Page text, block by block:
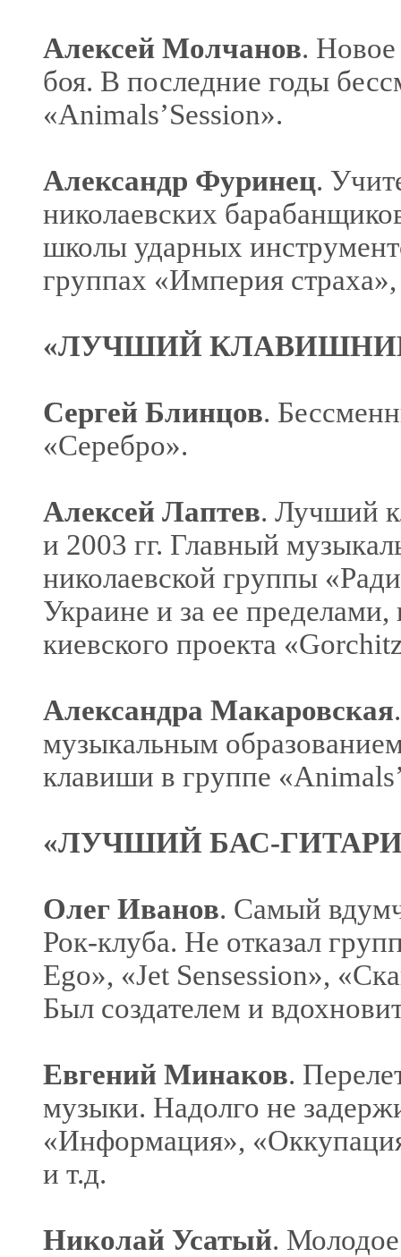
Алексей Молчанов. Новое
боя. В последние годы
«Animals’Session».
Александр Фуринец.
николаевских
школы ударных
группах «Империя
«ЛУЧШИЙ
Сергей Блинцов.
«Серебро».
Алексей Лаптев. Лучший
и 2003 гг. Главный
николаевской группы
Украине и за ее
киевского проекта
Александра Макаровская
музыкальным
клавиши в группе
«ЛУЧШИЙ БАС-
Олег Иванов. Самый
Рок-клуба. Не отказал
Ego», «Jet Sensession»,
Был создателем и
Евгений Минаков.
музыки. Надолго не
«Информация»,
и т.д.
Николай Усатый.